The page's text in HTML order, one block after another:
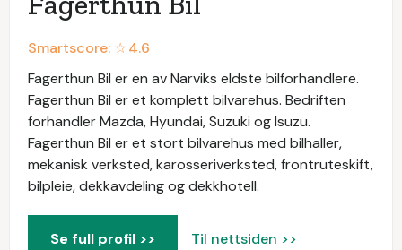
Smartscore: ☆4.6
Fagerthun Bil er en av Narviks eldste bilforhandlere.
Fagerthun Bil er et komplett bilvarehus. Bedriften
forhandler Mazda, Hyundai, Suzuki og Isuzu.
Fagerthun Bil er et stort bilvarehus med bilhaller,
mekanisk verksted, karosseriverksted, frontruteskift,
bilpleie, dekkavdeling og dekkhotell.
Se full profil >> Til nettsiden >>